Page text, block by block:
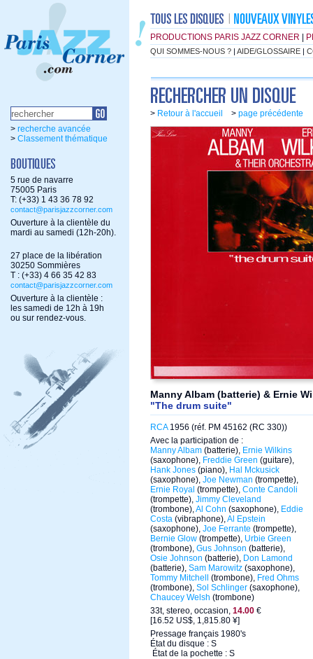
PRODUCTIONS PARIS JAZZ CORNER
QUI SOMMES-NOUS ? | AIDE/GLOSSAIRE |
> recherche avancée
> Classement thématique
5 rue de navarre
75005 Paris
T: (+33) 1 43 36 78 92
contact@parisjazzcorner.com
Ouverture à la clientèle du
mardi au samedi (12h-20h).
27 place de la libération
30250 Sommières
T : (+33) 4 66 35 42 83
contact@parisjazzcorner.com
Ouverture à la clientèle :
les samedi de 12h à 19h
ou sur rendez-vous.
> Retour à l'accueil > page précédente
Manny Albam (batterie) & Ernie
"The drum suite"
RCA1956 (réf. PM 45162 (RC 330))
Avec la participation de :
Manny Albam (batterie), Ernie Wilkins
(saxophone), Freddie Green (guitare),
Hank Jones (piano), Hal Mckusick
(saxophone), Joe Newman (trompette),
Ernie Royal (trompette), Conte Candoli
(trompette), Jimmy Cleveland
(trombone),Al Cohn (saxophone), Eddie
Costa (vibraphone),Al Epstein
(saxophone), Joe Ferrante (trompette),
Bernie Glow (trompette), Urbie Green
(trombone), Gus Johnson (batterie),
Osie Johnson (batterie), Don Lamond
(batterie), Sam Marowitz (saxophone),
Tommy Mitchell
(trombone), Fred Ohms
(trombone), Sol Schlinger (saxophone),
Chaucey Welsh (trombone)
33t, stereo, occasion, 14.00 €
[16.52 US$, 1,815.80 ¥]
Pressage français 1980's
État du disque : S
État de la pochette : S